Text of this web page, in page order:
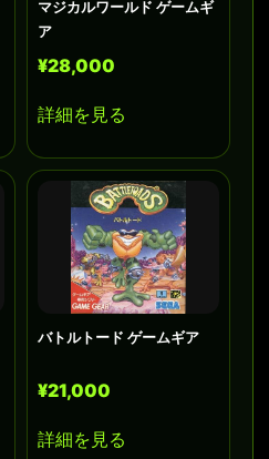
マジカルワールド ゲームギ
ア
¥28,000
詳細を見る
バトルトード ゲームギア
¥21,000
詳細を見る